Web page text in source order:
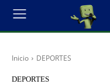
Inicio DEPORTES
DEPORTES